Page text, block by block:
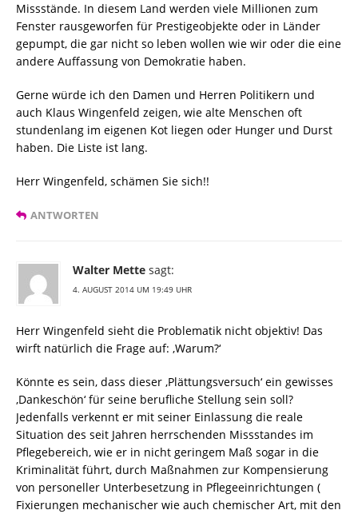
Missstände. In diesem Land werden viele Millionen zum
Fenster rausgeworfen für Prestigeobjekte oder in Länder
gepumpt, die gar nicht so leben wollen wie wir oder die eine
andere Auffassung von Demokratie haben.
Gerne würde ich den Damen und Herren Politikern und
auch Klaus Wingenfeld zeigen, wie alte Menschen oft
stundenlang im eigenen Kot liegen oder Hunger und Durst
haben. Die Liste ist lang.
Herr Wingenfeld, schämen Sie sich!!
ANTWORTEN
Walter Mette sagt:
4. AUGUST 2014 UM 19:49 UHR
Herr Wingenfeld sieht die Problematik nicht objektiv! Das
wirft natürlich die Frage auf: ‚Warum?‘
Könnte es sein, dass dieser ‚Plättungsversuch‘ ein gewisses
‚Dankeschön‘ für seine berufliche Stellung sein soll?
Jedenfalls verkennt er mit seiner Einlassung die reale
Situation des seit Jahren herrschenden Missstandes im
Pflegebereich, wie er in nicht geringem Maß sogar in die
Kriminalität führt, durch Maßnahmen zur Kompensierung
von personeller Unterbesetzung in Pflegeeinrichtungen (
Fixierungen mechanischer wie auch chemischer Art, mit den